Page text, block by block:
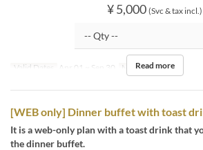
¥ 5,000 (Svc & tax incl.)
Valid Dates Apr 01 ~ Sep 30 Meals Dinner
Read more
[WEB only] Dinner buffet with toast
It is a web-only plan with a toast drink that
the dinner buffet.